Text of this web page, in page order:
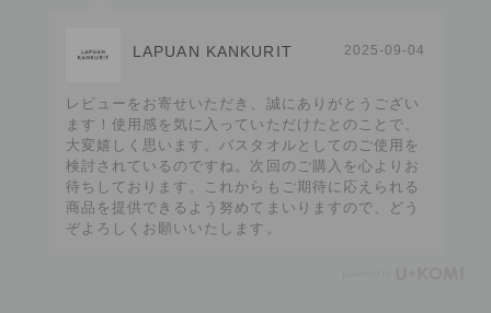
LAPUAN KANKURIT 2025-09-04
レビューをお寄せいただき、誠にありがとうござい
ます！使用感を気に入っていただけたとのことで、
大変嬉しく思います。バスタオルとしてのご使用を
検討されているのですね。次回のご購入を心よりお
待ちしております。これからもご期待に応えられる
商品を提供できるよう努めてまいりますので、どう
ぞよろしくお願いいたします。